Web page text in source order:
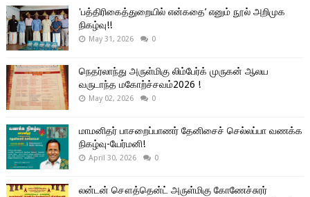
'பத்திரிகைத்துறையில் என்கதை’ எனும் நூல் அறிமுக
நிகழ்வு!!
May 31, 2026 0
நெதர்லாந்து அருள்மிகு லிம்பேர்க் முருகன் ஆலய
வருடாந்த மகோற்ச்சவம்2026 !
May 02, 2026 0
மாமனிதர் பாசறைப்பாணர் தேனிசைச் செல்லப்பா வணக்க
நிகழ்வு-யேர்மனி!
April 30, 2026 0
லன்டன் சௌத்தென்ட் அருள்மிகு கோணேச்சுரர்